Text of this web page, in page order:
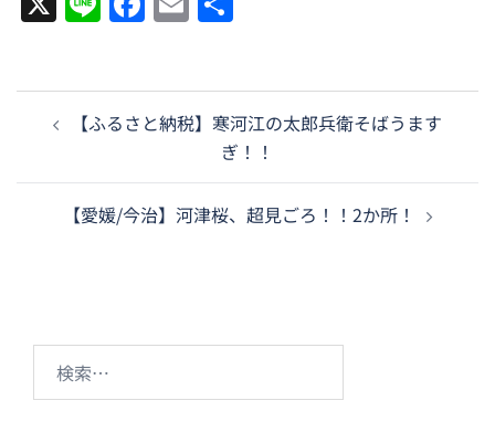
ン
【ふるさと納税】寒河江の太郎兵衛そばうます
ぎ！！
【愛媛/今治】河津桜、超見ごろ！！2か所！